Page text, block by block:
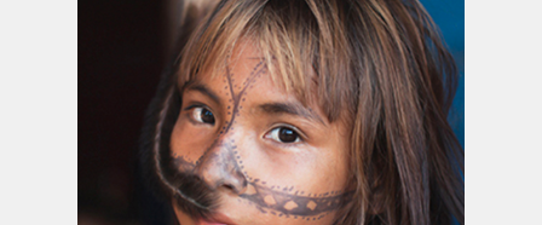
PÁGINA INICIAL
FilmesNoCinema.com.bré o maior localizador de filmes e